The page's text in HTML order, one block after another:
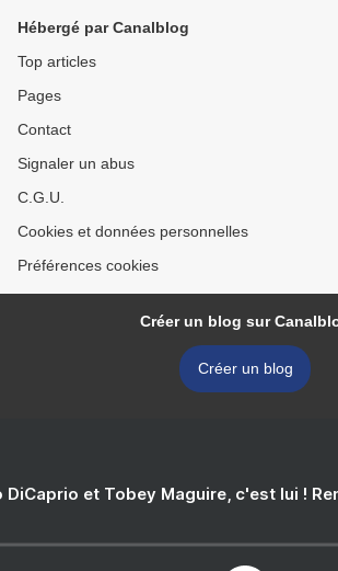
Hébergé par Canalblog
Top articles
Pages
Contact
Signaler un abus
C.G.U.
Cookies et données personnelles
Préférences cookies
Créer un blog sur
Créer un blog
DiCaprio et Tobey Maguire, c'est lui !